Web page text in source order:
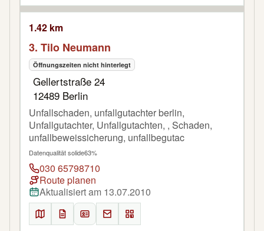
1.42 km
3. Tilo Neumann
Öffnungszeiten nicht hinterlegt
Gellertstraße 24
12489 Berlin
Unfallschaden, unfallgutachter berlin,
Unfallgutachter, Unfallgutachten, , Schaden,
unfallbeweissicherung, unfallbegutac
Datenqualität solide63%
030 65798710
Route planen
Aktualisiert am 13.07.2010